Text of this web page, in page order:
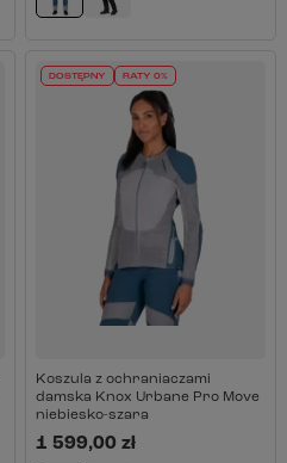
DOSTĘPNY RATY 0%
Koszula z ochraniaczami
damska Knox Urbane Pro Move
niebiesko-szara
1 599,00 zł